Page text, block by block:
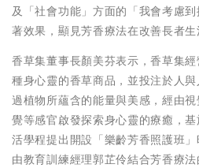
及「社會功能」方面的「我會考慮
著效果，顯見芳香療法在改善長者生
香草集董事長顏美芬表示，香草集
種身心靈的香草商品，並投注於人
過植物所蘊含的能量與美感，經由
覺等感官啟發探索身心靈的療癒，
活學程提出開設「樂齡芳香照護班
由教育訓練經理郭芷伶結合芳香療